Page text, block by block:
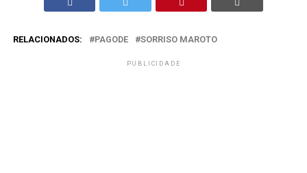
RELACIONADOS: PAGODE SORRISO MAROTO
PUBLICIDADE